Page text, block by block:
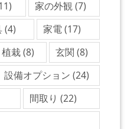
家の外観(7)
(4) 家電(17)
植栽(8) 玄関 (8)
設備オプション (24)
間取り (22)